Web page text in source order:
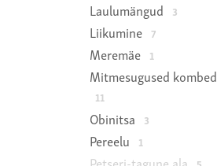
Laulumängud 3
Liikumine 7
Meremäe 1
Mitmesugused kombed
11
Obinitsa 3
Pereelu 1